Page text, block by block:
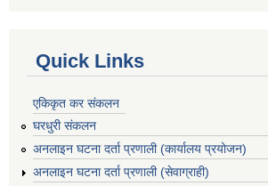
Quick Links
एकिकृत कर संकलन
घरधुरी संकलन
अनलाइन घटना दर्ता प्रणाली (कार्यालय प्रयोजन)
अनलाइन घटना दर्ता प्रणाली (सेवाग्राही)